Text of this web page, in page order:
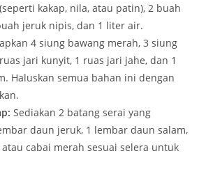
kakap, nila, atau patin), 2 buah
jeruk nipis, dan 1 liter air.
4 siung bawang merah, 3 siung
jari kunyit, 1 ruas jari jahe, dan 1
Haluskan semua bahan ini dengan
Sediakan 2 batang serai yang
daun jeruk, 1 lembar daun salam,
cabai merah sesuai selera untuk